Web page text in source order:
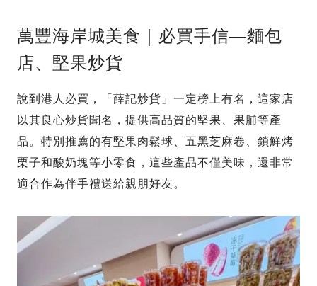
萬豐海岸城美食｜必買手信—麵包
店、堅果炒貨
說到港人必買，「薛記炒貨」一定榜上有名，這家店
以其良心炒貨聞名，提供高品質的堅果、果脯等產
品。特別推薦的有堅果肉鬆球、五黑芝麻卷、鎖鮮烤
栗子和酸奶塊等小零食，這些產品不僅美味，還非常
適合作為伴手禮送給親朋好友。